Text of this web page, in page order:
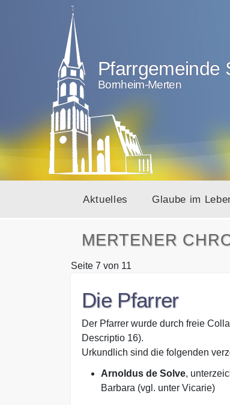
Pfarrgemeinde
Bornheim-Merten
Aktuelles Glaube im
MERTENER
Seite 7 von 11
Die Pfarrer
Der Pfarrer wurde durch freie
Descriptio 16).
Urkundlich sind die folgenden
Arnoldus de Solve,
Barbara (vgl. unter Vicarie)